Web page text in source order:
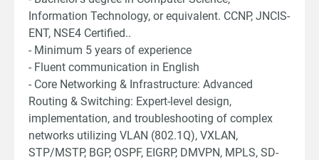
Information Technology, or equivalent. CCNP, JNCIS-
ENT, NSE4 Certified..
- Minimum 5 years of experience
- Fluent communication in English
- Core Networking & Infrastructure: Advanced
Routing & Switching: Expert-level design,
implementation, and troubleshooting of complex
networks utilizing VLAN (802.1Q), VXLAN,
STP/MSTP, BGP, OSPF, EIGRP, DMVPN, MPLS, SD-